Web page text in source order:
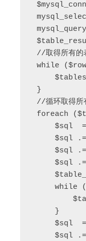
//取得所有
while
}
//循环取得所
foreach
$sql
$sql
$sql
$sql
while
     }
$sql
$sql